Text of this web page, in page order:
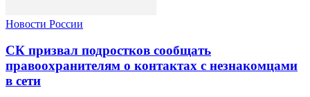
Новости России
СК призвал подростков сообщать
правоохранителям о контактах с незнакомцами
в сети